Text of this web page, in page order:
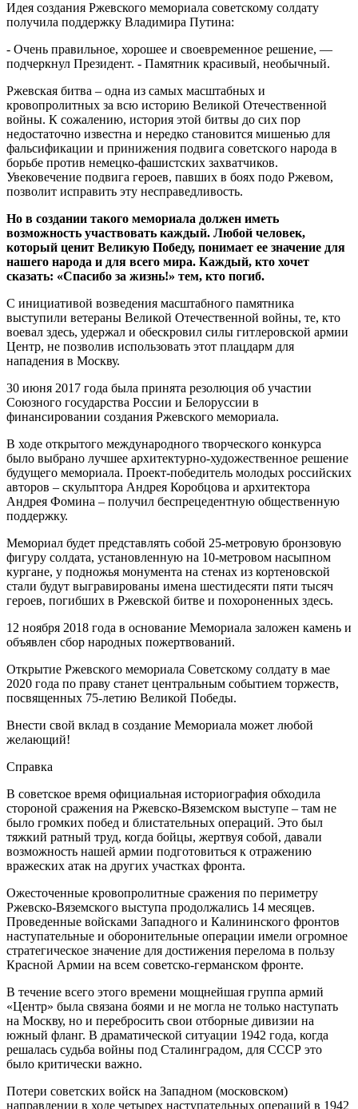
Идея создания Ржевского мемориала советскому солдату
получила поддержку Владимира Путина:
- Очень правильное, хорошее и своевременное решение, —
подчеркнул Президент. - Памятник красивый, необычный.
Ржевская битва – одна из самых масштабных и
кровопролитных за всю историю Великой Отечественной
войны. К сожалению, история этой битвы до сих пор
недостаточно известна и нередко становится мишенью для
фальсификации и принижения подвига советского народа в
борьбе против немецко-фашистских захватчиков.
Увековечение подвига героев, павших в боях подо Ржевом,
позволит исправить эту несправедливость.
Но в создании такого мемориала должен иметь
возможность участвовать каждый. Любой человек,
который ценит Великую Победу, понимает ее значение для
нашего народа и для всего мира. Каждый, кто хочет
сказать: «Спасибо за жизнь!» тем, кто погиб.
С инициативой возведения масштабного памятника
выступили ветераны Великой Отечественной войны, те, кто
воевал здесь, удержал и обескровил силы гитлеровской армии
Центр, не позволив использовать этот плацдарм для
нападения в Москву.
30 июня 2017 года была принята резолюция об участии
Союзного государства России и Белоруссии в
финансировании создания Ржевского мемориала.
В ходе открытого международного творческого конкурса
было выбрано лучшее архитектурно-художественное решение
будущего мемориала. Проект-победитель молодых российских
авторов – скульптора Андрея Коробцова и архитектора
Андрея Фомина – получил беспрецедентную общественную
поддержку.
Мемориал будет представлять собой 25-метровую бронзовую
фигуру солдата, установленную на 10-метровом насыпном
кургане, у подножья монумента на стенах из кортеновской
стали будут выгравированы имена шестидесяти пяти тысяч
героев, погибших в Ржевской битве и похороненных здесь.
12 ноября 2018 года в основание Мемориала заложен камень и
объявлен сбор народных пожертвований.
Открытие Ржевского мемориала Советскому солдату в мае
2020 года по праву станет центральным событием торжеств,
посвященных 75-летию Великой Победы.
Внести свой вклад в создание Мемориала может любой
желающий!
Справка
В советское время официальная историография обходила
стороной сражения на Ржевско-Вяземском выступе – там не
было громких побед и блистательных операций. Это был
тяжкий ратный труд, когда бойцы, жертвуя собой, давали
возможность нашей армии подготовиться к отражению
вражеских атак на других участках фронта.
Ожесточенные кровопролитные сражения по периметру
Ржевско-Вяземского выступа продолжались 14 месяцев.
Проведенные войсками Западного и Калининского фронтов
наступательные и оборонительные операции имели огромное
стратегическое значение для достижения перелома в пользу
Красной Армии на всем советско-германском фронте.
В течение всего этого времени мощнейшая группа армий
«Центр» была связана боями и не могла не только наступать
на Москву, но и перебросить свои отборные дивизии на
южный фланг. В драматической ситуации 1942 года, когда
решалась судьба войны под Сталинградом, для СССР это
было критически важно.
Потери советских войск на Западном (московском)
направлении в ходе четырех наступательных операций в 1942